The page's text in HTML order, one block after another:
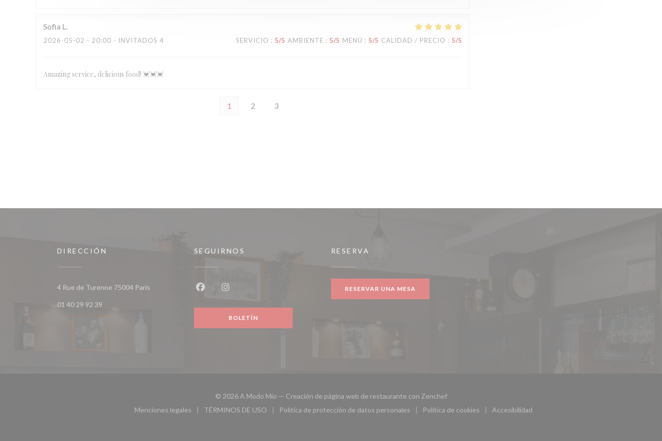
Sofia L
2026-05-02 - 20:00 - INVITADOS 4 SERVICIO : 5/5 AMBIENTE : 5/5 MENÚ : 5/5 CALIDAD / PRECIO : 5/5
Amazing service, delicious food! 💓💓💓
1 2 3
DIRECCIÓN
4 Rue de Turenne 75004 Paris((abre en una nueva ventana))
01 40 29 92 39
SEGUIRNOS
BOLETÍN
RESERVA
RESERVAR UNA MESA
© 2026 A Modo Mio — Creación de página web de restaurante con Zenchef((abre en una nueva ventana))
Menciones legales
((abre en una nueva ventana))
TÉRMINOS DE USO
((abre en una nueva ventana))
Política de protección de datos personales
((abre en una nueva ventana))
Política de cookies
((abre en una nueva ventana))
Accesibilidad